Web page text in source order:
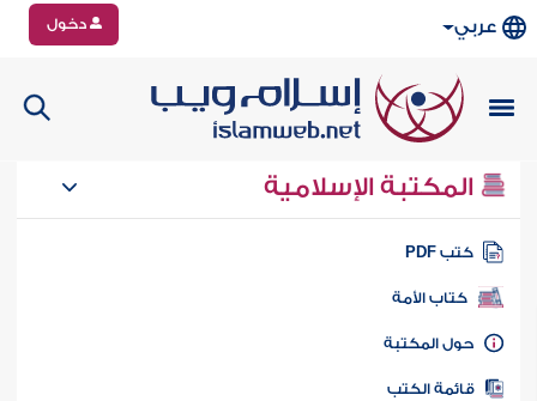
عربي دخول
المكتبة الإسلامية
كتب PDF
كتاب الأمة
المكتبة